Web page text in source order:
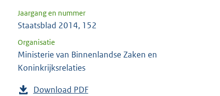
Jaargang en nummer
Staatsblad 2014, 152
Organisatie
Ministerie van Binnenlandse Zaken en
Koninkrijksrelaties
Download PDF